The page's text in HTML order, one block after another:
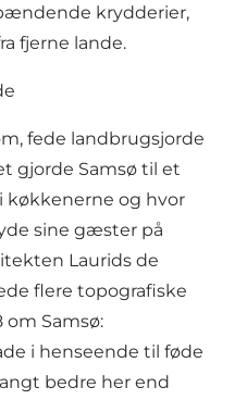
krydderier,
fjerne lande.
fede landbrugsjorde
gjorde Samsø til et
køkkenerne og hvor
sine gæster på
Laurids de
flere topografiske
om Samsø:
i henseende til føde
bedre her end